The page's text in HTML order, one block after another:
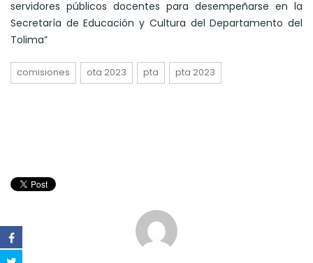
servidores públicos docentes para desempeñarse en la
Secretaría de Educación y Cultura del Departamento del
Tolima”
comisiones ota 2023 pta pta 2023